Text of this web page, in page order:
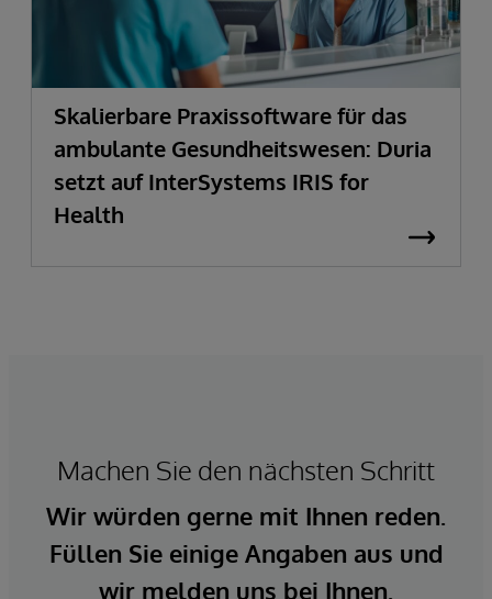
Skalierbare Praxissoftware für das
ambulante Gesundheitswesen: Duria
setzt auf InterSystems IRIS for
Health
Machen Sie den nächsten Schritt
Wir würden gerne mit Ihnen reden.
Füllen Sie einige Angaben aus und
wir melden uns bei Ihnen.